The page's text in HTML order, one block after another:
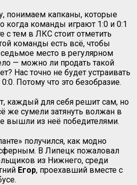
понимаем капканы, которые
когда команды играют 1:0 и 0:1
с тем в ЛКС стоит отметить
команды есть всё, чтобы
место в регулярном
— можно ли продать такой
Нас точно не будет устраивать
Потому что это безобразие.
каждый для себя решит сам, но
же сумели затянуть волжан в
вышли из неё победителями.
получился, как модно
В Липецк пожаловал
из Нижнего, среди
Егор, проехавший вместе с